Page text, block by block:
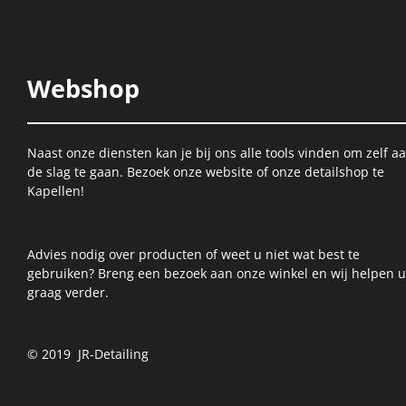
Webshop
Naast onze diensten kan je bij ons alle tools vinden om zelf
de slag te gaan. Bezoek onze website of onze detailshop te
Kapellen!
Advies nodig over producten of weet u niet wat best te
gebruiken? Breng een bezoek aan onze winkel en wij helpen u
graag verder.
© 2019 JR-Detailing